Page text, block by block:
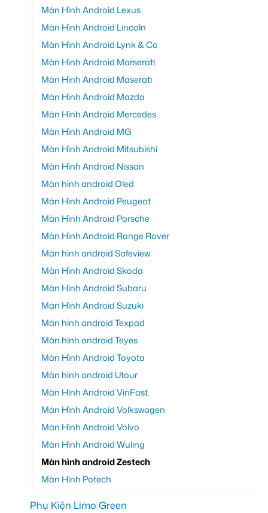
Màn Hình Android Lexus
Màn Hình Android Lincoln
Màn Hình Android Lynk & Co
Màn Hình Android Marserati
Màn Hình Android Maserati
Màn Hình Android Mazda
Màn Hình Android Mercedes
Màn Hình Android MG
Màn Hình Android Mitsubishi
Màn Hình Android Nissan
Màn hình android Oled
Màn Hình Android Peugeot
Màn Hình Android Porsche
Màn Hình Android Range Rover
Màn hình android Safeview
Màn Hình Android Skoda
Màn Hình Android Subaru
Màn Hình Android Suzuki
Màn hình android Texpad
Màn hình android Teyes
Màn Hình Android Toyota
Màn hình android Utour
Màn Hình Android VinFast
Màn Hình Android Volkswagen
Màn Hình Android Volvo
Màn Hình Android Wuling
Màn hình android Zestech
Màn Hình Potech
Phụ Kiện Limo Green